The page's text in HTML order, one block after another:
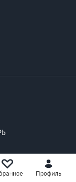
Профиль